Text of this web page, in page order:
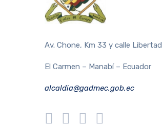
Av. Chone, Km 33 y calle Libertad
El Carmen – Manabí – Ecuador
alcaldia@gadmec.gob.ec